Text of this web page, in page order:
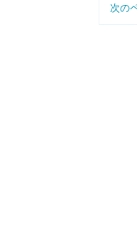
次の